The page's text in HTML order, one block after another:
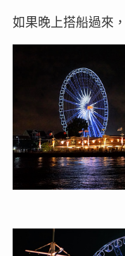
如果晚上搭船過來